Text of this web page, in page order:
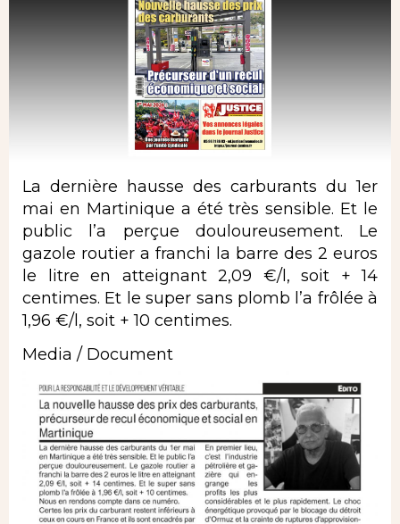
La dernière hausse des carburants du 1er
mai en Martinique a été très sensible. Et le
public l’a perçue douloureusement. Le
gazole routier a franchi la barre des 2 euros
le litre en atteignant 2,09 €/l, soit + 14
centimes. Et le super sans plomb l’a frôlée à
1,96 €/l, soit + 10 centimes.
Media / Document